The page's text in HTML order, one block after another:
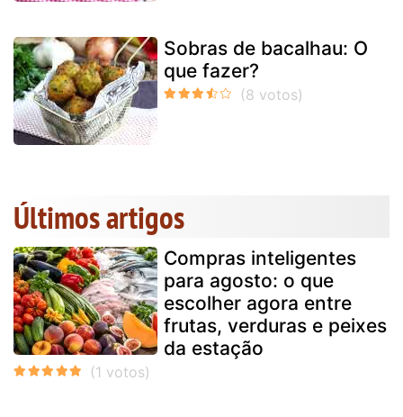
Sobras de bacalhau: O
que fazer?
Últimos artigos
Compras inteligentes
para agosto: o que
escolher agora entre
frutas, verduras e peixes
da estação